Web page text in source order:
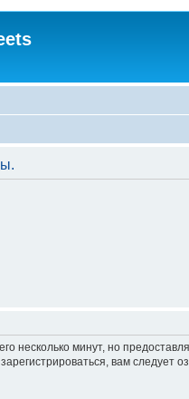
несколько минут, но
вам